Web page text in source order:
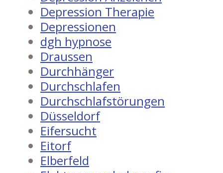
Depression Therapie
Depressionen
dgh hypnose
Draussen
Durchhänger
Durchschlafen
Durchschlafstörungen
Düsseldorf
Eifersucht
Eitorf
Elberfeld